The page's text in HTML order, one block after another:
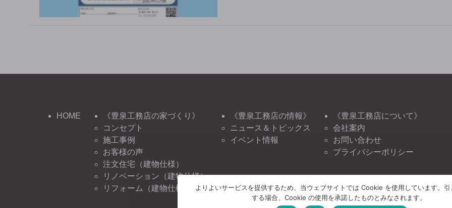
HOME
《豊泉工務店の家づくり》
コンセプト
施工事例
お客様の声
注文住宅（建物仕様）
リノベーション（建物仕様）
リフォーム（建物仕様）
《豊泉工務店の情報》
ニュース＆トピックス
イベント情報
《豊泉工務店について》
会社案内
お問い合わせ
プライバシーポリシー
よりよいサービスを提供するため、当ウェブサイトでは Cookie を使用しています。引
する場合、Cookie の使用を承諾したものとみなされます。